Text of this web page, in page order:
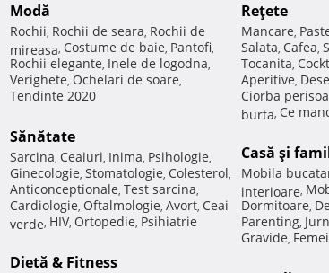
Modă
Rochii, Rochii de seara, Rochii de
mireasa, Costume de baie, Pantofi,
Rochii elegante, Inele de logodna,
Verighete, Ochelari de soare,
Tendinte 2020
Sănătate
Sarcina, Ceaiuri, Inima, Psihologie,
Ginecologie, Stomatologie, Colesterol,
Anticonceptionale, Test sarcina,
Cardiologie, Oftalmologie, Avort, Ceai
verde, HIV, Ortopedie, Psihiatrie
Dietă & Fitness
Reţete
Mancare,
Salata, Cafea,
Tocanita,
Aperitive,
Ciorba
burta, Ce
Casă şi
Mobila
interioare,
Dormitoare,
Parenting,
Gravide,